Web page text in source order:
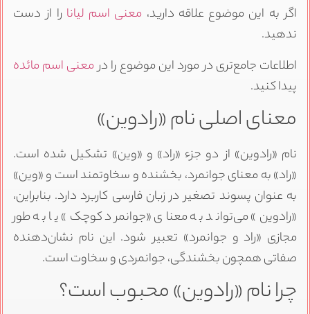
اگر به این موضوع علاقه دارید، معنی اسم لیانارا از دست
ندهید.
اطلاعات جامع‌تری در مورد این موضوع را درمعنی اسم مائده
پیدا کنید.
معنای اصلی نام «رادوین»
نام «رادوین» از دو جزء «راد» و «وین» تشکیل شده است.
«راد» به معنای جوانمرد، بخشنده و سخاوتمند است و «وین»
به عنوان پسوند تصغیر در زبان فارسی کاربرد دارد. بنابراین،
«رادوین» می‌تواند به معنای «جوانمرد کوچک» یا به طور
مجازی «راد و جوانمرد» تعبیر شود. این نام نشان‌دهنده
صفاتی همچون بخشندگی، جوانمردی و سخاوت است.
چرا نام «رادوین» محبوب است؟